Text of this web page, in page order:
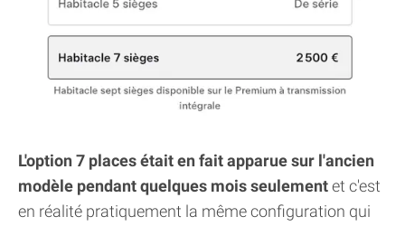
L'option 7 places était en fait apparue sur l'ancien
modèle pendant quelques mois seulementet c'est
en réalité pratiquement la même configuration qui